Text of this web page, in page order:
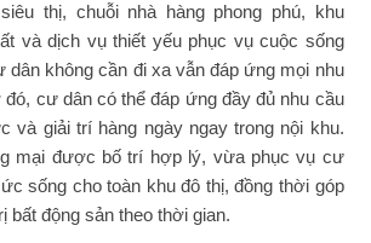
thị, chuỗi nhà hàng phong phú, khu
và dịch vụ thiết yếu phục vụ cuộc sống
dân không cần đi xa vẫn đáp ứng mọi nhu
cư dân có thể đáp ứng đầy đủ nhu cầu
và giải trí hàng ngày ngay trong nội khu.
mại được bố trí hợp lý, vừa phục vụ cư
sống cho toàn khu đô thị, đồng thời góp
bất động sản theo thời gian.